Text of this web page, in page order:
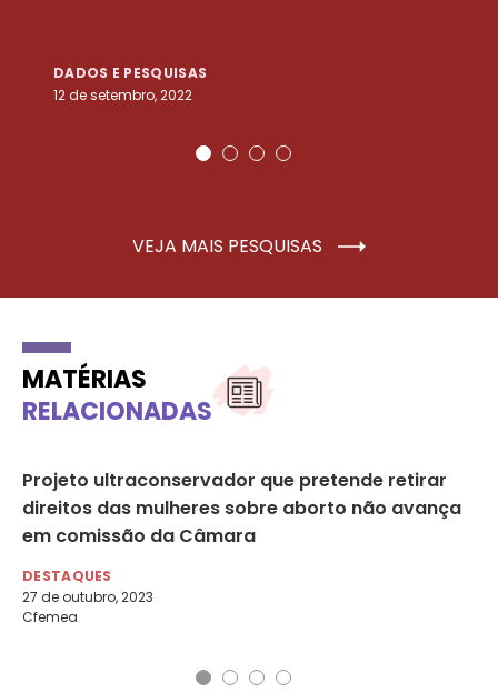
DADOS E PESQUISAS
12 de setembro, 2022
VEJA MAIS PESQUISAS
MATÉRIAS
RELACIONADAS
Projeto ultraconservador que pretende retirar
direitos das mulheres sobre aborto não avança
em comissão da Câmara
DESTAQUES
27 de outubro, 2023
Cfemea